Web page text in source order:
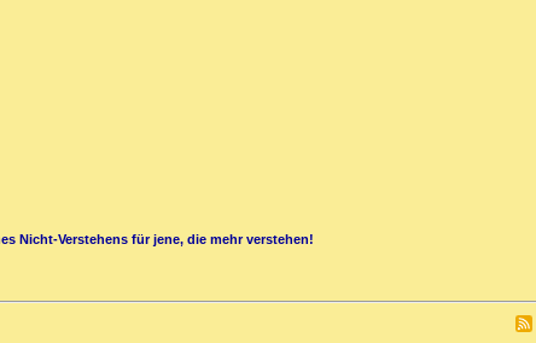
Nicht-Verstehens für jene, die mehr verstehen!